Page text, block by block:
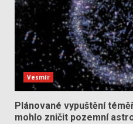
Vesmír
Plánované vypuštění
mohlo zničit pozemní